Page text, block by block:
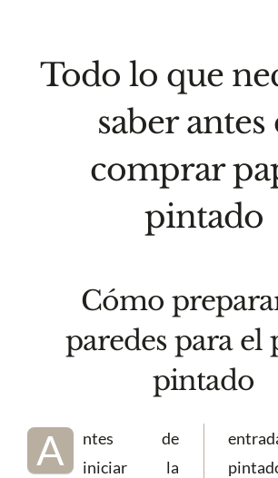
Todo lo que
saber antes
comprar
pintado
Cómo
paredes para el
pintado
A
ntes de
iniciar la